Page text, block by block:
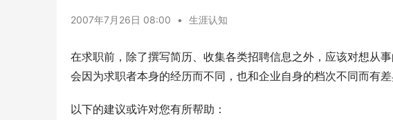
2007年7月26日 08:00 • 生涯认知
在求职前，除了撰写简历、收集各类招聘信息之外，应该对想从
会因为求职者本身的经历而不同，也和企业自身的档次不同而有差
以下的建议或许对您有所帮助：